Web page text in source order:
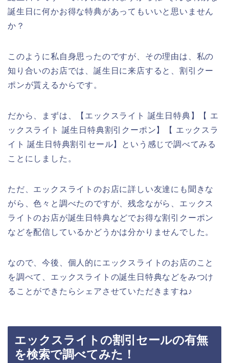
誕生日に何かお得な特典があってもいいと思いません
か？
このように私自身思ったのですが、その理由は、私の
知り合いのお店では、誕生日に来店すると、割引クー
ポンが貰えるからです。
だから、まずは、【エックスライト 誕生日特典】【 エ
ックスライト 誕生日特典割引クーポン】【 エックスラ
イト 誕生日特典割引セール】という感じで調べてみる
ことにしました。
ただ、エックスライトのお店に詳しい友達にも聞きな
がら、色々と調べたのですが、残念ながら、エックス
ライトのお店が誕生日特典などでお得な割引クーポン
などを配信しているかどうかは分かりませんでした。
なので、今後、個人的にエックスライトのお店のこと
を調べて、エックスライトの誕生日特典などをみつけ
ることができたらシェアさせていただきますね♪
エックスライトの割引セールの有無
を検索で調べてみた！